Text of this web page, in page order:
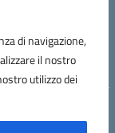
di navigazione,
il nostro
utilizzo dei
istsc_noic82900g